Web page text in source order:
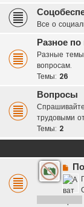
Все о
Разное
Разные
вопросам.
Темы: 26
Вопросы
трудовыми
Темы: 2